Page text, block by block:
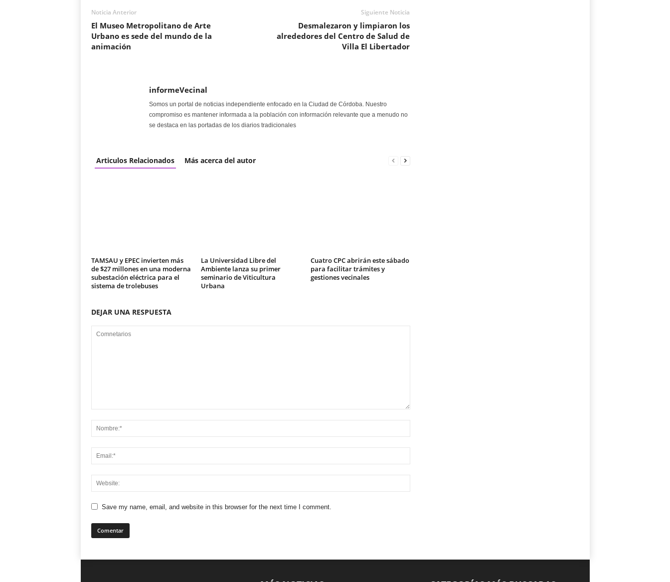
Noticia Anterior
El Museo Metropolitano de Arte
Urbano es sede del mundo de la
animación
Siguiente Noticia
Desmalezaron y limpiaron los
alrededores del Centro de Salud de
Villa El Libertador
informeVecinal
Somos un portal de noticias independiente enfocado en la Ciudad de Córdoba. Nuestro
compromiso es mantener informada a la población con información relevante que a menudo no
se destaca en las portadas de los diarios tradicionales
Articulos Relacionados Más acerca del autor
TAMSAU y EPEC invierten más
de $27 millones en una moderna
subestación eléctrica para el
sistema de trolebuses
La Universidad Libre del
Ambiente lanza su primer
seminario de Viticultura
Urbana
Cuatro CPC abrirán este sábado
para facilitar trámites y
gestiones vecinales
DEJAR UNA RESPUESTA
Save my name, email, and website in this browser for the next time I comment.